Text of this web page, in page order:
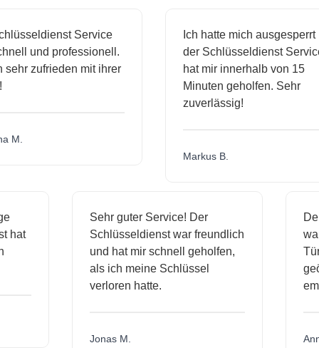
Service
und professionell.
zufrieden mit ihrer
Ich hatte mich ausgesperrt und
der Schlüsseldienst Service
hat mir innerhalb von 15
Minuten geholfen. Sehr
zuverlässig!
Markus B.
hat
Sehr guter Service! Der
Schlüsseldienst war freundlich
und hat mir schnell geholfen,
als ich meine Schlüssel
verloren hatte.
Jonas M.